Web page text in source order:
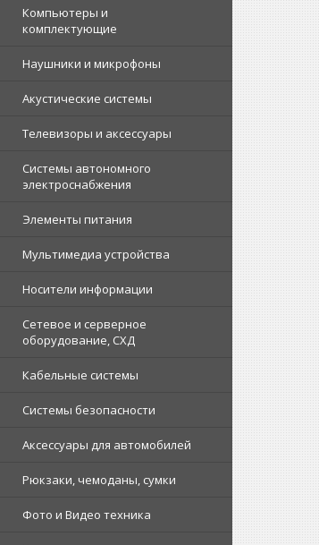
Компьютеры и
комплектующие
Наушники и микрофоны
Акустические системы
Телевизоры и аксессуары
Системы автономного
электроснабжения
Элементы питания
Мультимедиа устройства
Носители информации
Сетевое и серверное
оборудование, СХД
Кабельные системы
Системы безопасности
Аксессуары для автомобилей
Рюкзаки, чемоданы, сумки
Фото и Видео техника